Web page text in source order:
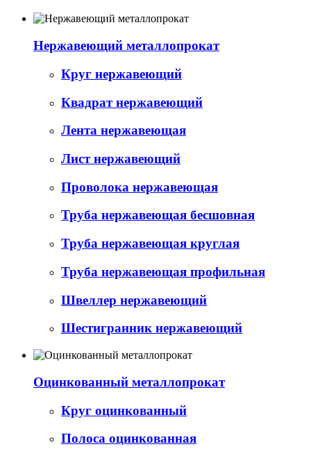
Нержавеющий металлопрокат
Круг нержавеющий
Квадрат нержавеющий
Лента нержавеющая
Лист нержавеющий
Проволока нержавеющая
Труба нержавеющая бесшовная
Труба нержавеющая круглая
Труба нержавеющая профильная
Швеллер нержавеющий
Шестигранник нержавеющий
Оцинкованный металлопрокат
Круг оцинкованный
Полоса оцинкованная